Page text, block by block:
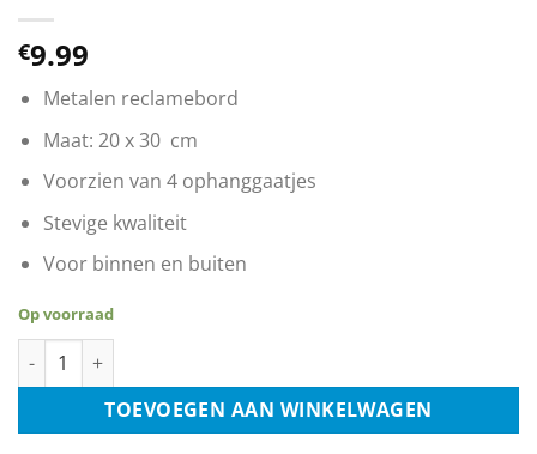
€9.99
Metalen reclamebord
Maat: 20 x 30 cm
Voorzien van 4 ophanggaatjes
Stevige kwaliteit
Voor binnen en buiten
Op voorraad
Whisky 1866 aantal
TOEVOEGEN AAN WINKELWAGEN